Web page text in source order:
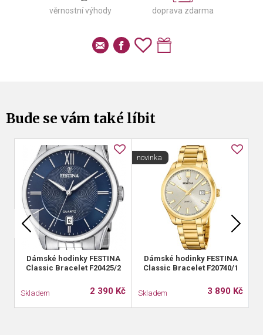
věrnostní výhody doprava zdarma
Bude se vám také líbit
Dámské hodinky FESTINA
Classic Bracelet F20425/2
Skladem 2 390 Kč
Dámské hodinky FESTINA
Classic Bracelet F20740/1
novinka
Skladem 3 890 Kč